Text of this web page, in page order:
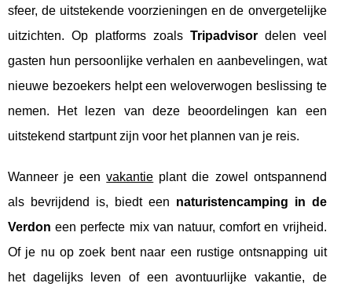
sfeer, de uitstekende voorzieningen en de onvergetelijke
uitzichten. Op platforms zoals Tripadvisordelen veel
gasten hun persoonlijke verhalen en aanbevelingen, wat
nieuwe bezoekers helpt een weloverwogen beslissing te
nemen. Het lezen van deze beoordelingen kan een
uitstekend startpunt zijn voor het plannen van je reis.
Wanneer je eenvakantie plant die zowel ontspannend
als bevrijdend is, biedt een naturistencamping in de
Verdon een perfecte mix van natuur, comfort en vrijheid.
Of je nu op zoek bent naar een rustige ontsnapping uit
het dagelijks leven of een avontuurlijke vakantie, de